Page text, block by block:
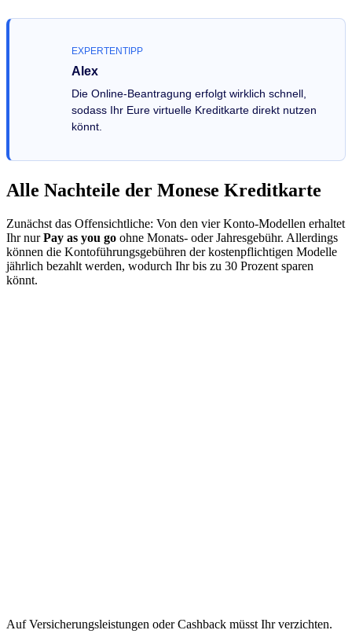
EXPERTENTIPP
Alex
Die Online-Beantragung erfolgt wirklich schnell,
sodass Ihr Eure virtuelle Kreditkarte direkt nutzen
könnt.
Alle Nachteile der Monese Kreditkarte
Zunächst das Offensichtliche: Von den vier Konto-Modellen erhaltet
Ihr nurPay as you go ohne Monats- oder Jahresgebühr. Allerdings
können die Kontoführungsgebühren der kostenpflichtigen Modelle
jährlich bezahlt werden, wodurch Ihr bis zu 30 Prozent sparen
könnt.
Auf Versicherungsleistungen oder Cashback müsst Ihr verzichten.